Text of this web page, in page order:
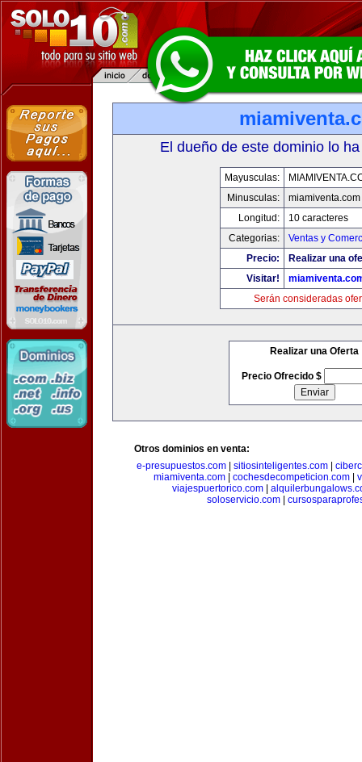
El dueño de este dominio lo
Mayusculas:
Minusculas:
miamiventa.com
Longitud:
10 caracteres
Categorias:
Ventas y
Precio:
Realizar una
Visitar!
Serán consideradas
Realizar una Oferta
Precio Ofrecido $
Otros dominios en venta:
e-presupuestos.com
sitiosinteligentes.com
miamiventa.com
cochesdecompeticion.com
viajespuertorico.com|
soloservicio.com|